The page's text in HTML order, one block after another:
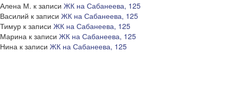
Алена М. к записи ЖК на Сабанеева, 125
Василий к записи ЖК на Сабанеева, 125
Тимур к записи ЖК на Сабанеева, 125
Марина к записи ЖК на Сабанеева, 125
Нина к записи ЖК на Сабанеева, 125